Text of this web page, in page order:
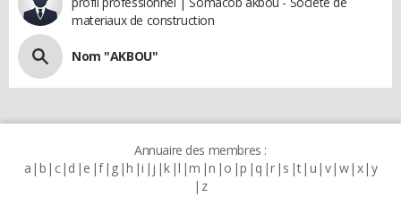
materiaux de construction
Nom "AKBOU"
Annuaire des membres :
a b c d e f g h i j k l m n o p q r s t u v w x y
z